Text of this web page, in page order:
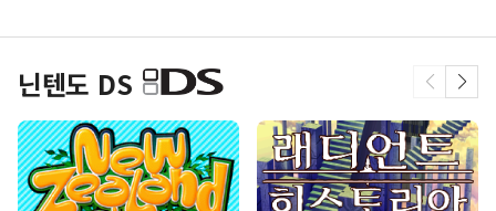
닌텐도 DS